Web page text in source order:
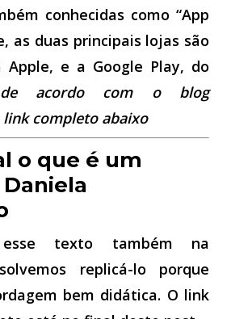
conhecidas como “App
as duas principais lojas são
Apple, e a Google Play, do
acordo com o blog
completo abaixo
o que é um
esse texto também na
replicá-lo porque
bem didática. O link